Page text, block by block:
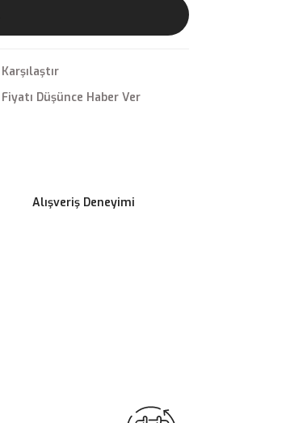
Karşılaştır
Fiyatı Düşünce Haber Ver
Alışveriş Deneyimi